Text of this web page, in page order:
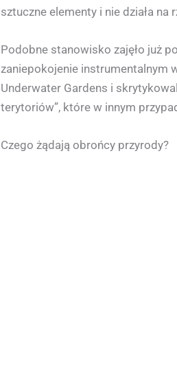
sztuczne elementy i nie działa
Podobne stanowisko zajęło już
zaniepokojenie instrumentalnym
Underwater Gardens i
terytoriów”, które w innym
Czego żądają obrońcy przyrody?